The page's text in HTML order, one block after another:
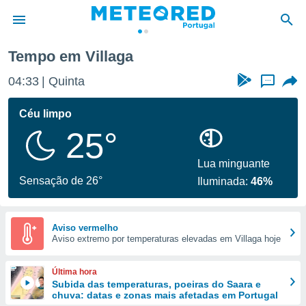
da
foi
fornecidas
a este
das
e
forma
digital
Tempo em Villaga
04:33 Quinta ...
Céu limpo
25°
Sensação de 26°
Lua minguante
Iluminada:46%
Aviso vermelho
Aviso extremo por temperaturas elevadas em Villaga hoje
Última hora
Subida das temperaturas, poeiras do Saara e
chuva: datas e zonas mais afetadas em Portugal